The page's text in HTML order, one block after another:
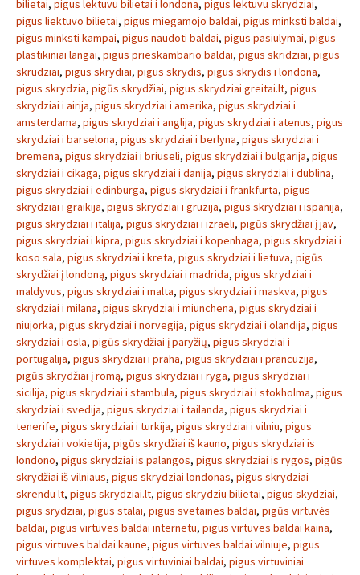
bilietai, pigus lektuvu bilietai i londona, pigus lektuvu skrydziai,
pigus liektuvo bilietai, pigus miegamojo baldai, pigus minksti baldai,
pigus minksti kampai, pigus naudoti baldai, pigus pasiulymai, pigus
plastikiniai langai, pigus prieskambario baldai, pigus skridziai, pigus
skrudziai, pigus skrydiai, pigus skrydis, pigus skrydis i londona,
pigus skrydzia, pigūs skrydžiai, pigus skrydziai greitai.lt, pigus
skrydziai i airija, pigus skrydziai i amerika, pigus skrydziai i
amsterdama, pigus skrydziai i anglija, pigus skrydziai i atenus, pigus
skrydziai i barselona, pigus skrydziai i berlyna, pigus skrydziai i
bremena, pigus skrydziai i briuseli, pigus skrydziai i bulgarija, pigus
skrydziai i cikaga, pigus skrydziai i danija, pigus skrydziai i dublina,
pigus skrydziai i edinburga, pigus skrydziai i frankfurta, pigus
skrydziai i graikija, pigus skrydziai i gruzija, pigus skrydziai i ispanija,
pigus skrydziai i italija, pigus skrydziai i izraeli, pigūs skrydžiai į jav,
pigus skrydziai i kipra, pigus skrydziai i kopenhaga, pigus skrydziai i
koso sala, pigus skrydziai i kreta, pigus skrydziai i lietuva, pigūs
skrydžiai į londoną, pigus skrydziai i madrida, pigus skrydziai i
maldyvus, pigus skrydziai i malta, pigus skrydziai i maskva, pigus
skrydziai i milana, pigus skrydziai i miunchena, pigus skrydziai i
niujorka, pigus skrydziai i norvegija, pigus skrydziai i olandija, pigus
skrydziai i osla, pigūs skrydžiai į paryžių, pigus skrydziai i
portugalija, pigus skrydziai i praha, pigus skrydziai i prancuzija,
pigūs skrydžiai į romą, pigus skrydziai i ryga, pigus skrydziai i
sicilija, pigus skrydziai i stambula, pigus skrydziai i stokholma, pigus
skrydziai i svedija, pigus skrydziai i tailanda, pigus skrydziai i
tenerife, pigus skrydziai i turkija, pigus skrydziai i vilniu, pigus
skrydziai i vokietija, pigūs skrydžiai iš kauno, pigus skrydziai is
londono, pigus skrydziai is palangos, pigus skrydziai is rygos, pigūs
skrydžiai iš vilniaus, pigus skrydziai londonas, pigus skrydziai
skrendu lt, pigus skrydziai.lt, pigus skrydziu bilietai, pigus skydziai,
pigus srydziai, pigus stalai, pigus svetaines baldai, pigūs virtuvės
baldai, pigus virtuves baldai internetu, pigus virtuves baldai kaina,
pigus virtuves baldai kaune, pigus virtuves baldai vilniuje, pigus
virtuves komplektai, pigus virtuviniai baldai, pigus virtuviniai